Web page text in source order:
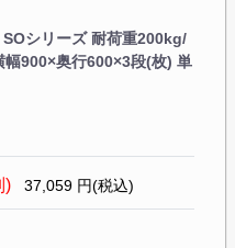
シリーズ 耐荷重200kg/
900×奥行600×3段(枚) 単
) 37,059 円(税込)